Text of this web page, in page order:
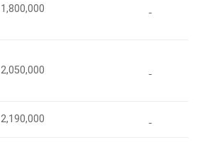
1,800,000
2,050,000
2,190,000